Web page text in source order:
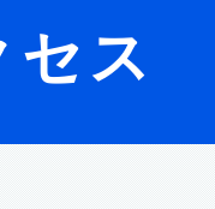
セス